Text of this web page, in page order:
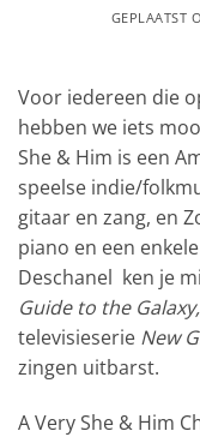
GEPLAATST
Voor iedereen die
hebben we iets
She & Him is een
speelse indie/
gitaar en zang, en
piano en een
Deschanel ken je
Guide to the
televisieserie New
zingen uitbarst.
A Very She & Him